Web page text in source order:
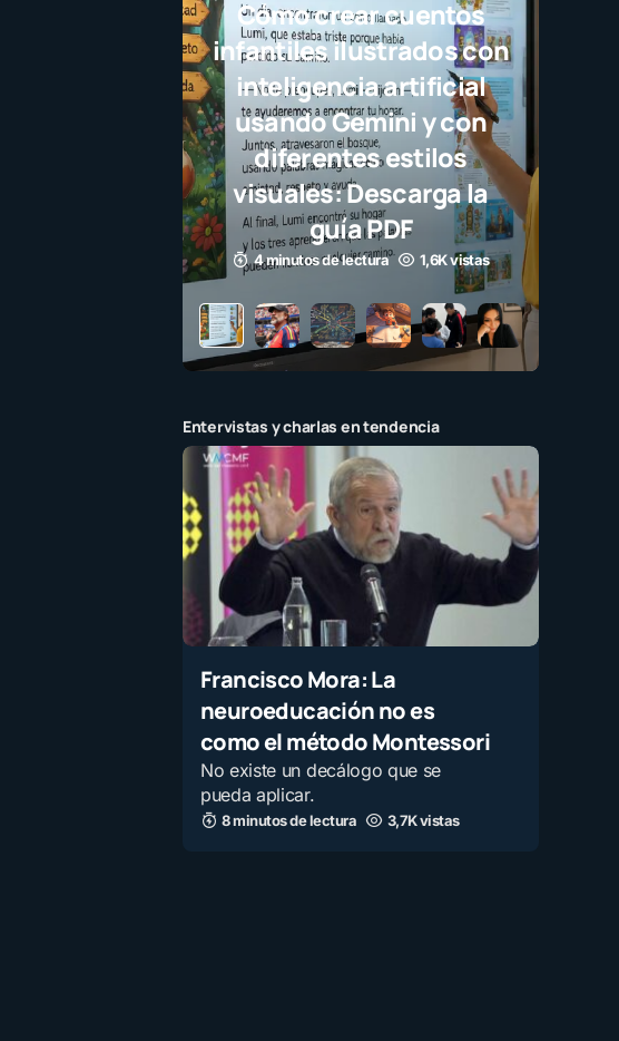
Javier Bardem elogia a la
selección campeona y
destaca el juego limpio
como ejemplo para
millones de niños
3 minutos de lectura 1,1K vistas
Entervistas y charlas en tendencia
Francisco Mora: La
neuroeducación no es
como el método Montessori
No existe un decálogo que se
pueda aplicar.
8 minutos de lectura 3,7K vistas